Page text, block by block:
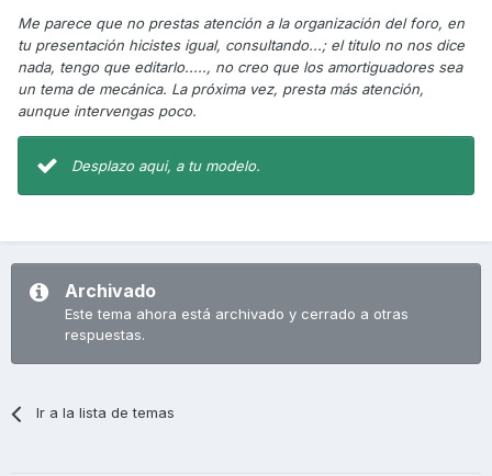
Me parece que no prestas atención a la organización del foro, en
tu presentación hicistes igual, consultando...; el titulo no nos dice
nada, tengo que editarlo....., no creo que los amortiguadores sea
un tema de mecánica. La próxima vez, presta más atención,
aunque intervengas poco.
Desplazo aqui, a tu modelo.
Archivado
Este tema ahora está archivado y cerrado a otras
respuestas.
Ir a la lista de temas